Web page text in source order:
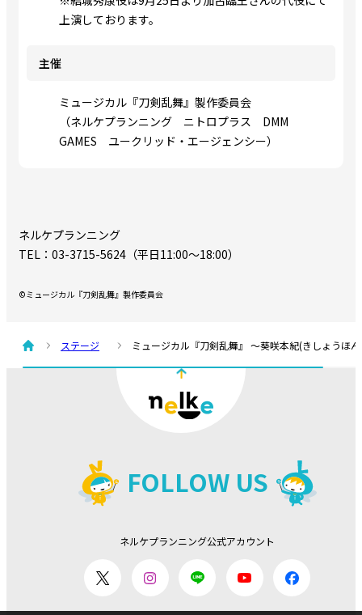
上演しております。
主催
ミュージカル『刀剣乱舞』製作委員会
（ネルケプランニング ニトロプラス DMM
GAMES ユークリッド・エージェンシー）
ネルケプランニング
TEL：03-3715-5624（平日11:00～18:00）
©ミュージカル『刀剣乱舞』製作委員会
ステージ ミュージカル『刀剣乱舞』 ～葵咲本紀(きしょうほ
FOLLOW US
ネルケプランニング公式アカウント